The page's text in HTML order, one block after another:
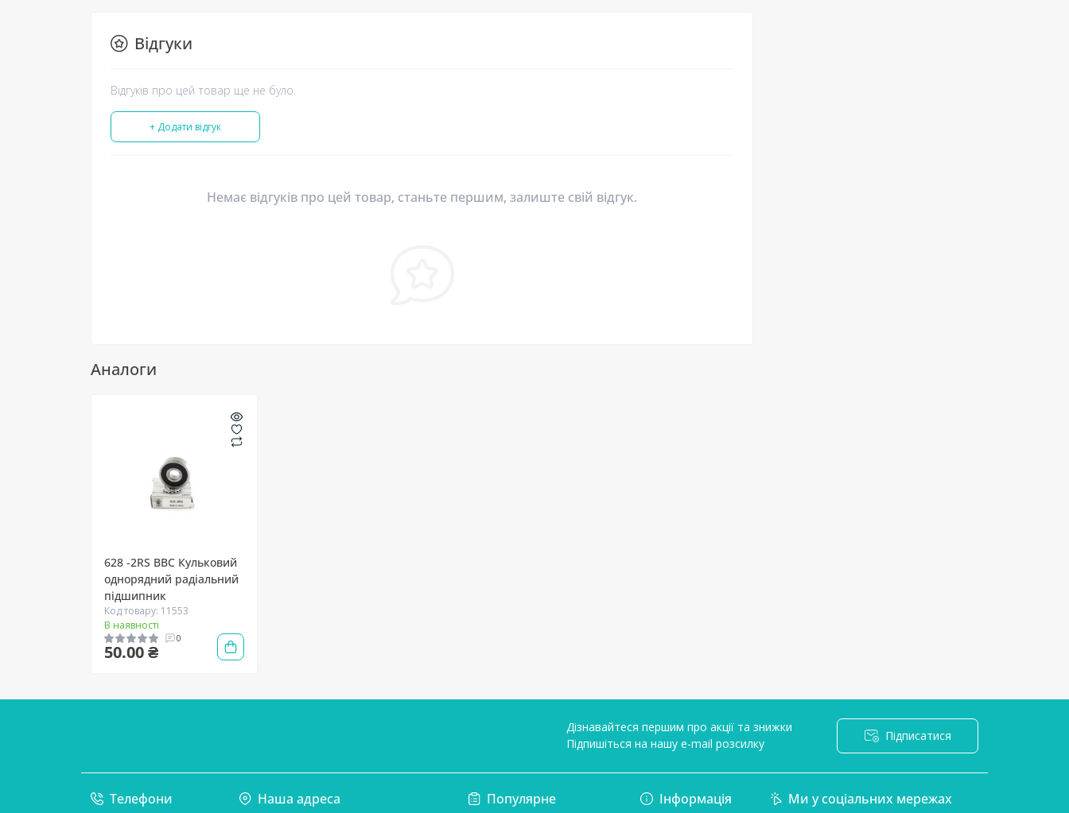
Відгуки
Відгуків про цей товар ще не було.
+ Додати відгук
Немає відгуків про цей товар, станьте першим, залиште свій відгук.
Аналоги
628 -2RS BBC Кульковий
однорядний радіальний
підшипник
Код товару: 11553
В наявності
0
50.00 ₴
Дізнавайтеся першим про акції та знижки
Підпишіться на нашу e-mail розсилку
Підписатися
Телефони Наша адреса Популярне Інформація Ми у соціальних мережах